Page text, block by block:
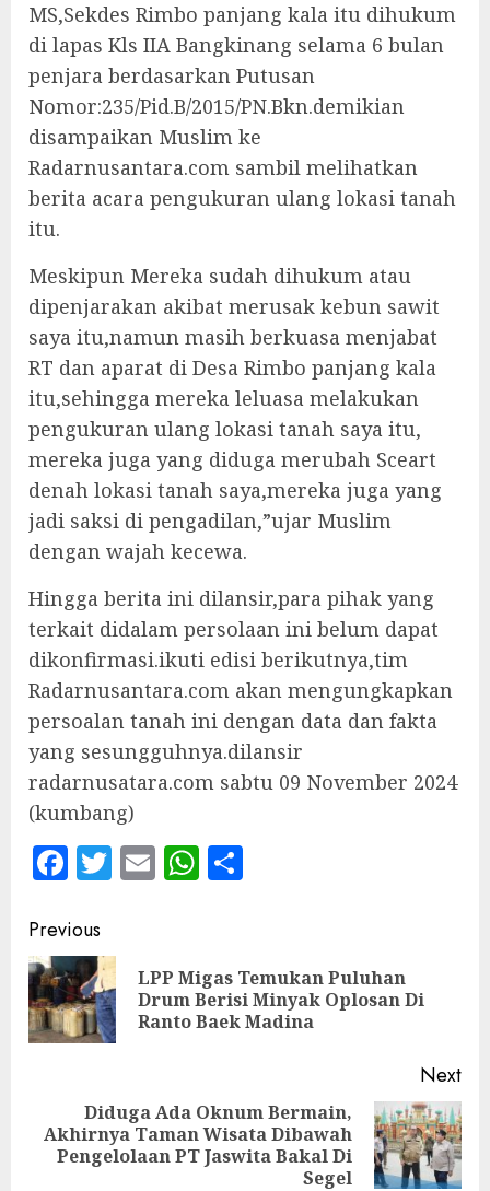
MS,Sekdes Rimbo panjang kala itu dihukum
di lapas Kls IIA Bangkinang selama 6 bulan
penjara berdasarkan Putusan
Nomor:235/Pid.B/2015/PN.Bkn.demikian
disampaikan Muslim ke
Radarnusantara.com sambil melihatkan
berita acara pengukuran ulang lokasi tanah
itu.
Meskipun Mereka sudah dihukum atau
dipenjarakan akibat merusak kebun sawit
saya itu,namun masih berkuasa menjabat
RT dan aparat di Desa Rimbo panjang kala
itu,sehingga mereka leluasa melakukan
pengukuran ulang lokasi tanah saya itu,
mereka juga yang diduga merubah Sceart
denah lokasi tanah saya,mereka juga yang
jadi saksi di pengadilan,”ujar Muslim
dengan wajah kecewa.
Hingga berita ini dilansir,para pihak yang
terkait didalam persolaan ini belum dapat
dikonfirmasi.ikuti edisi berikutnya,tim
Radarnusantara.com akan mengungkapkan
persoalan tanah ini dengan data dan fakta
yang sesungguhnya.dilansir
radarnusatara.com sabtu 09 November 2024
(kumbang)
Facebook
Twitter
EmailWhatsApp
Continue
Reading
Previous
LPP Migas Temukan Puluhan
Drum Berisi Minyak Oplosan Di
Ranto Baek Madina
Next
Next
post:
Diduga Ada Oknum Bermain,
Akhirnya Taman Wisata Dibawah
Pengelolaan PT Jaswita Bakal Di
Segel